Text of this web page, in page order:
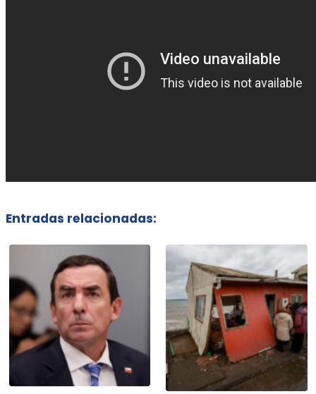
Entradas relacionadas: